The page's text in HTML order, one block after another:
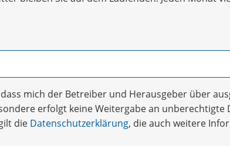
mich der Betreiber und Herausgeber über
erfolgt keine Weitergabe an
die Datenschutzerklärung, die auch weitere